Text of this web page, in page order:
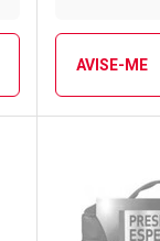
Ver
AVISE-ME
Por